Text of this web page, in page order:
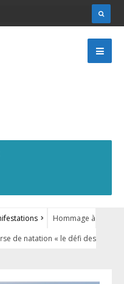
Hommage à
de natation « le défi des